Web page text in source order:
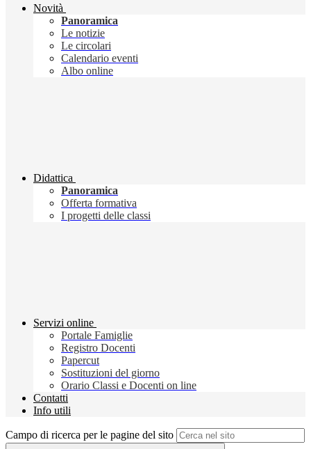
Novità
Panoramica
Le notizie
Le circolari
Calendario eventi
Albo online
Didattica
Panoramica
Offerta formativa
I progetti delle classi
Servizi online
Portale Famiglie
Registro Docenti
Papercut
Sostituzioni del giorno
Orario Classi e Docenti on line
Contatti
Info utili
Campo di ricerca per le pagine del sito